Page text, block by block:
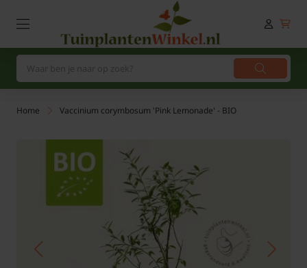
Home Vaccinium corymbosum 'Pink Lemonade' - BIO